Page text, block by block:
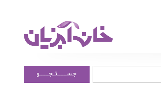
جســــــتـجــــــو